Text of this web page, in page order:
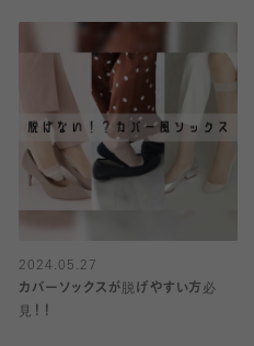
2024.05.27
カバーソックスが脱げやすい方必
見！！